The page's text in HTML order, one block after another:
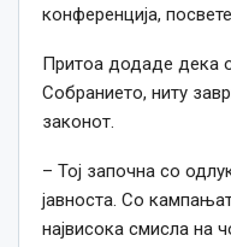
конференција,
Притоа додаде дека
Собранието, ниту
законот.
– Тој започна со
јавноста. Со
највисока смисла на